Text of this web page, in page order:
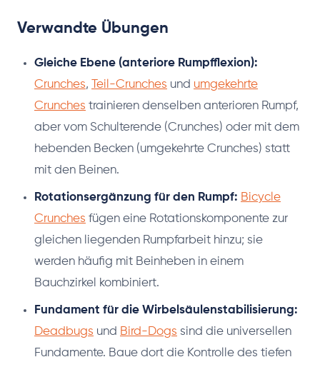
Verwandte Übungen
Gleiche Ebene (anteriore Rumpfflexion):
Crunches, Teil-Crunches und umgekehrte
Crunches trainieren denselben anterioren Rumpf,
aber vom Schulterende (Crunches) oder mit dem
hebenden Becken (umgekehrte Crunches) statt
mit den Beinen.
Rotationsergänzung für den Rumpf: Bicycle
Crunches fügen eine Rotationskomponente zur
gleichen liegenden Rumpfarbeit hinzu; sie
werden häufig mit Beinheben in einem
Bauchzirkel kombiniert.
Fundament für die Wirbelsäulenstabilisierung:
Deadbugs und Bird-Dogs sind die universellen
Fundamente. Baue dort die Kontrolle des tiefen